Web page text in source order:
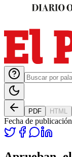
PDF HTML
Fecha de